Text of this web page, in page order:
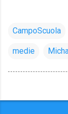
CampoScuola
medie